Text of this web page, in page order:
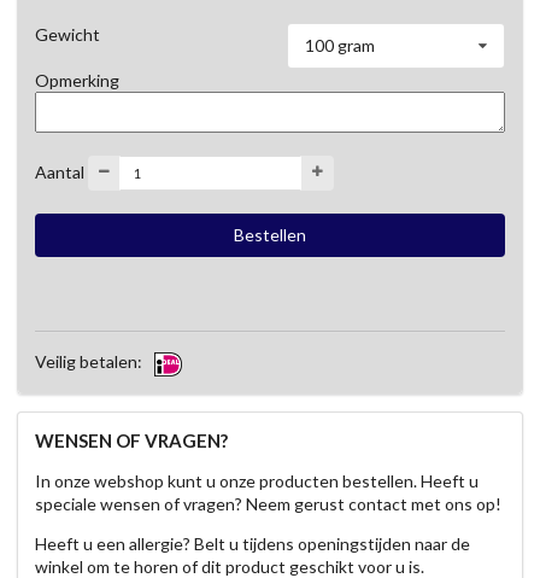
Gewicht
100 gram
Opmerking
Aantal
Veilig betalen:
WENSEN OF VRAGEN?
In onze webshop kunt u onze producten bestellen. Heeft u
speciale wensen of vragen? Neem gerust contact met ons op!
Heeft u een allergie? Belt u tijdens openingstijden naar de
winkel om te horen of dit product geschikt voor u is.